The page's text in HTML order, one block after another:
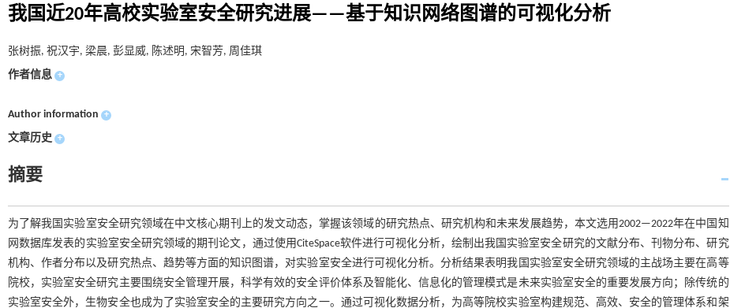
我国近20年高校实验室安全研究进展——基于知识网络图谱的可视化分析
张树振, 祝汉宇, 梁晨, 彭显威, 陈述明, 宋智芳, 周佳琪
作者信息 +
Author information +
文章历史 +
摘要
为了解我国实验室安全研究领域在中文核心期刊上的发文动态，掌握该领域的研究热点、研究机构和未来发展趋势，本文选用2002—2022年在中国知
网数据库发表的实验室安全研究领域的期刊论文，通过使用CiteSpace软件进行可视化分析，绘制出我国实验室安全研究的文献分布、刊物分布、研究
机构、作者分布以及研究热点、趋势等方面的知识图谱，对实验室安全进行可视化分析。分析结果表明我国实验室安全研究领域的主战场主要在高等
院校，实验室安全研究主要围绕安全管理开展，科学有效的安全评价体系及智能化、信息化的管理模式是未来实验室安全的重要发展方向；除传统的
实验室安全外，生物安全也成为了实验室安全的主要研究方向之一。通过可视化数据分析，为高等院校实验室构建规范、高效、安全的管理体系和架